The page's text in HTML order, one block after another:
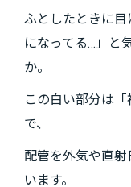
ふとしたときに目
になってる…」と
か。
この白い部分は
で、
配管を外気や直
います。